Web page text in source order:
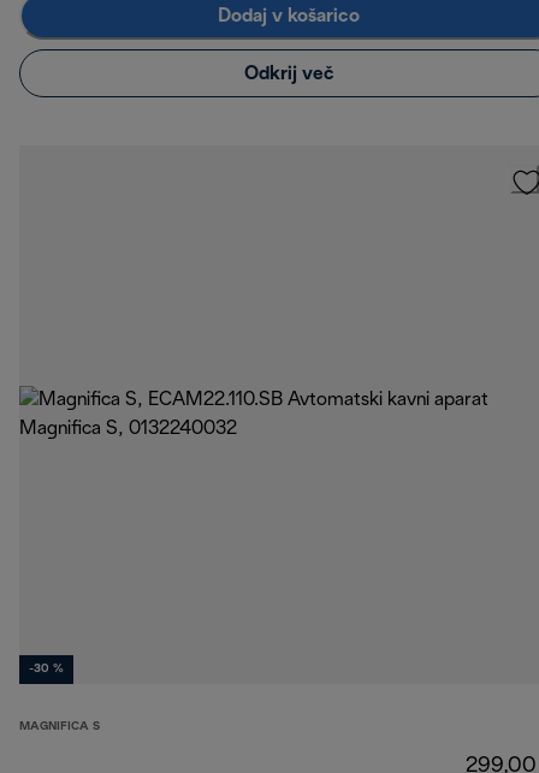
Dodaj v košarico
Odkrij več
-30 %
MAGNIFICA S